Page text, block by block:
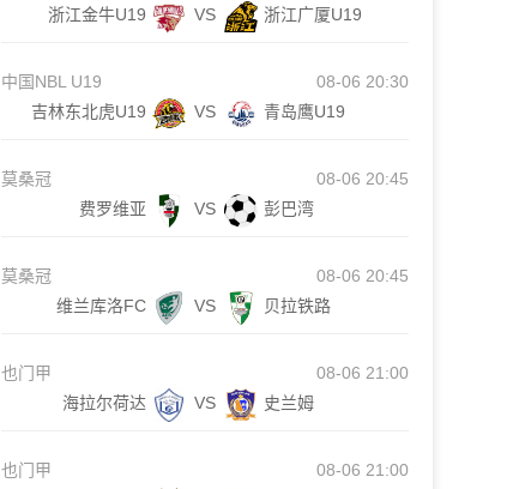
浙江金牛U19 VS 浙江广厦U19
中国NBL U19
08-06 20:30
吉林东北虎U19
VS 青岛鹰U19
莫桑冠
08-06 20:45
费罗维亚
VS 彭巴湾
莫桑冠
08-06 20:45
维兰库洛FC
VS 贝拉铁路
也门甲
08-06 21:00
海拉尔荷达
VS 史兰姆
也门甲
08-06 21:00